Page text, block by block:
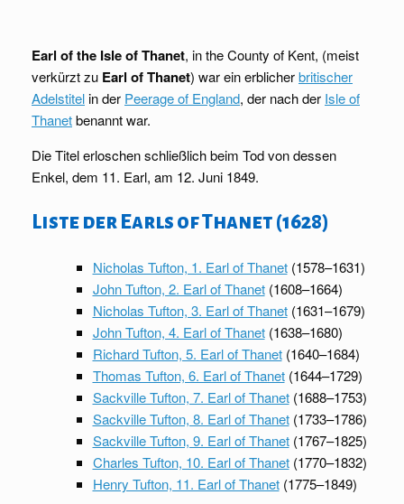
Earl of the Isle of Thanet, in the County of Kent, (meist
verkürzt zu Earl of Thanet) war ein erblicherbritischer
Adelstitelin der Peerage of England, der nach der Isle of
Thanetbenannt war.
Die Titel erloschen schließlich beim Tod von dessen
Enkel, dem 11. Earl, am 12. Juni 1849.
Liste der Earls of Thanet (1628)
Nicholas Tufton, 1. Earl of Thanet(1578–1631)
John Tufton, 2. Earl of Thanet(1608–1664)
Nicholas Tufton, 3. Earl of Thanet(1631–1679)
John Tufton, 4. Earl of Thanet(1638–1680)
Richard Tufton, 5. Earl of Thanet(1640–1684)
Thomas Tufton, 6. Earl of Thanet(1644–1729)
Sackville Tufton, 7. Earl of Thanet(1688–1753)
Sackville Tufton, 8. Earl of Thanet(1733–1786)
Sackville Tufton, 9. Earl of Thanet(1767–1825)
Charles Tufton, 10. Earl of Thanet(1770–1832)
Henry Tufton, 11. Earl of Thanet(1775–1849)